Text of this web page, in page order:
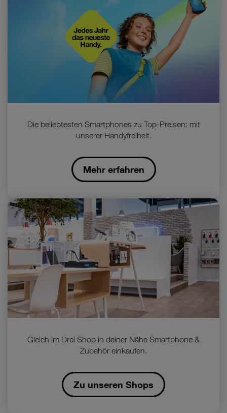
Die beliebtesten Smartphones zu Top-Preisen: mit
unserer Handyfreiheit.
Mehr erfahren
Gleich im Drei Shop in deiner Nähe Smartphone &
Zubehör einkaufen.
Zu unseren Shops